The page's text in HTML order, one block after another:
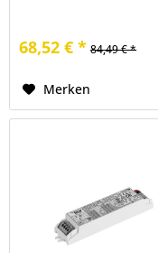
68,52 € * 84,49 € *
Merken